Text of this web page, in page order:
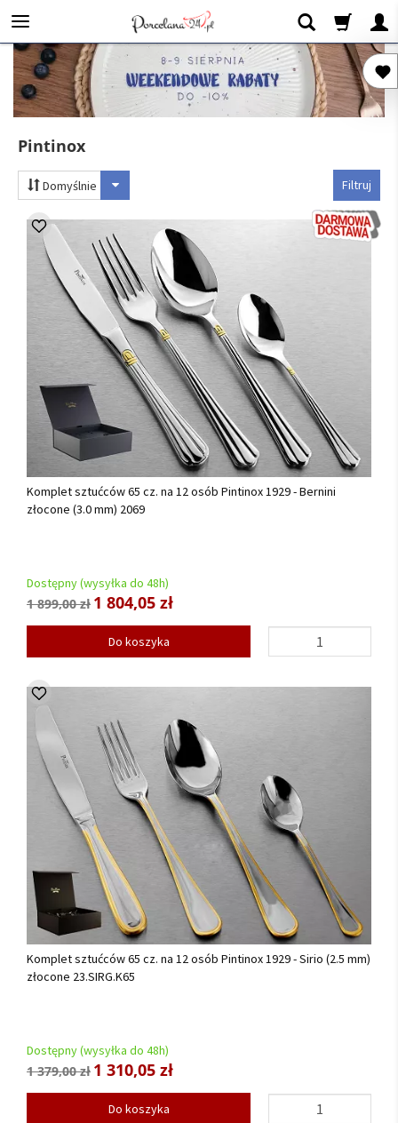
Pintinox
Filtruj
Domyślnie
Komplet sztućców 65 cz. na 12 osób Pintinox 1929 - Bernini
złocone (3.0 mm) 2069
Dostępny (wysyłka do 48h)
1 899,00 zł 1 804,05 zł
Do koszyka
Komplet sztućców 65 cz. na 12 osób Pintinox 1929 - Sirio (2.5 mm)
złocone 23.SIRG.K65
Dostępny (wysyłka do 48h)
1 379,00 zł 1 310,05 zł
Do koszyka